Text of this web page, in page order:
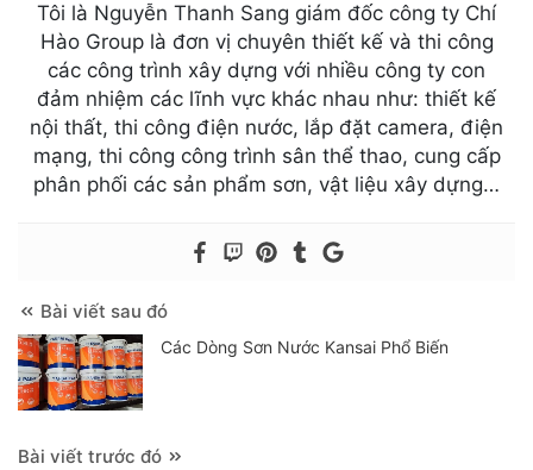
Tôi là Nguyễn Thanh Sang giám đốc công ty Chí
Hào Group là đơn vị chuyên thiết kế và thi công
các công trình xây dựng với nhiều công ty con
đảm nhiệm các lĩnh vực khác nhau như: thiết kế
nội thất, thi công điện nước, lắp đặt camera, điện
mạng, thi công công trình sân thể thao, cung cấp
phân phối các sản phẩm sơn, vật liệu xây dựng…
Bài viết sau đó
Các Dòng Sơn Nước Kansai Phổ Biến
Bài viết trước đó